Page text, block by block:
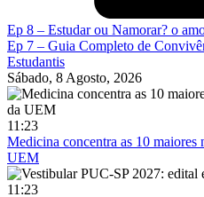
Ep 8 – Estudar ou Namorar? o
Ep 7 – Guia Completo de
Estudantis
Sábado, 8 Agosto, 2026
11:23
Medicina concentra as 10 maiores
UEM
11:23